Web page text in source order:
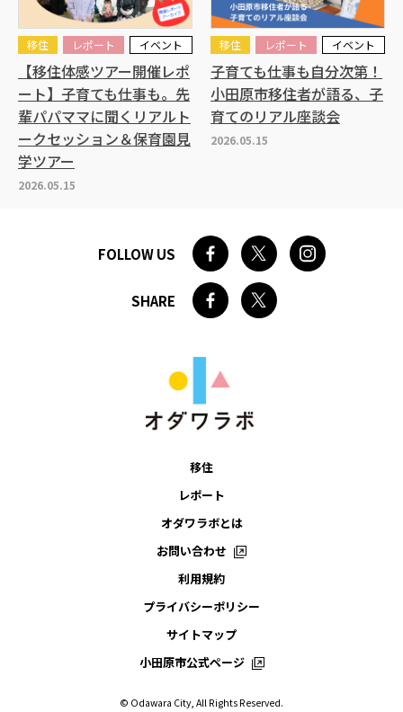
2026.05.15
移住 レポート イベント
【移住体感ツアー開催レポ
ート】子育ても仕事も。先
輩パパママに聞くリアルト
ークセッション＆保育園見
学ツアー
2026.05.15
移住 レポート イベント
子育ても仕事も自分次第！
小田原市移住者が語る、子
育てのリアル座談会
FOLLOW US
SHARE
移住
レポート
オダワラボとは
お問い合わせ
利用規約
プライバシーポリシー
サイトマップ
小田原市公式ページ
© Odawara City, All Rights Reserved.